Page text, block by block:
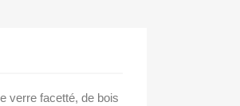
verre facetté, de bois